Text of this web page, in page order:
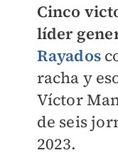
Cinco
líder
Rayados
racha y
Víctor
de seis
2023.